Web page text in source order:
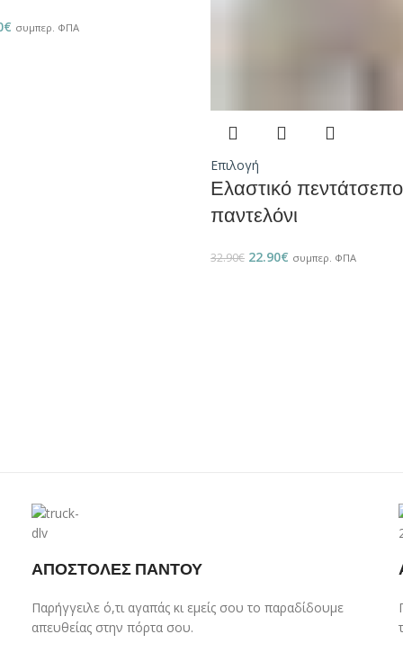
€ συμπερ. ΦΠΑ
Επιλογή
Ελαστικό
παντελόνι
32.90€ 22.90€ συμπερ. ΦΠΑ
ΑΠΟΣΤΟΛΕΣ ΠΑΝΤΟΥ
Παρήγγειλε ό,τι αγαπάς κι εμείς σου το παραδίδουμε
απευθείας στην πόρτα σου.